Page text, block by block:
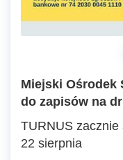
Miejski Ośrodek
do zapisów na
TURNUS
22 sierpnia